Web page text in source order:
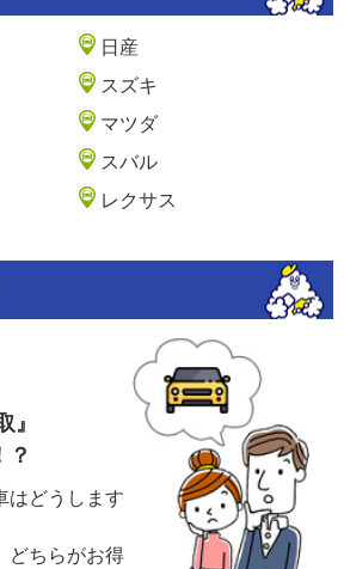
日産
スズキ
マツダ
スバル
レクサス
』
？
はどうします
どちらがお得